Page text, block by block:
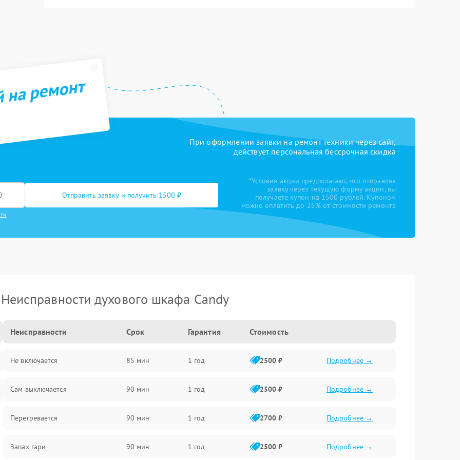
ремонт
При оформлении заявки на ремонт техники через сайт,
действует персональная бессрочная скидка
Отправить заявку и получить 1500 ₽
*Условия акции предполагают, что отправляя
заявку через текущую форму акции, вы
получаете купон на 1500 рублей. Купоном
можно оплатить до 25% от стоимости ремонта
Неисправности духового шкафа Candy
Неисправности Срок Гарантия Стоимость
Не включается 85 мин 1 год 2500 ₽ Подробнее →
Сам выключается 90 мин 1 год 2500 ₽ Подробнее →
Перегревается 90 мин 1 год 2700 ₽ Подробнее →
Запах гари 90 мин 1 год 2500 ₽ Подробнее →